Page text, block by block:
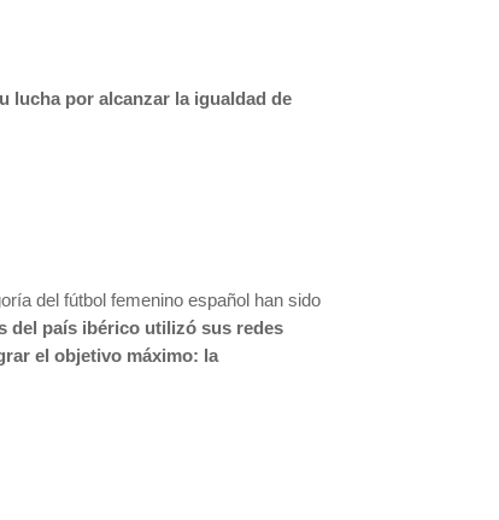
lucha por alcanzar la igualdad de
del fútbol femenino español han sido
del país ibérico utilizó sus redes
el objetivo máximo: la